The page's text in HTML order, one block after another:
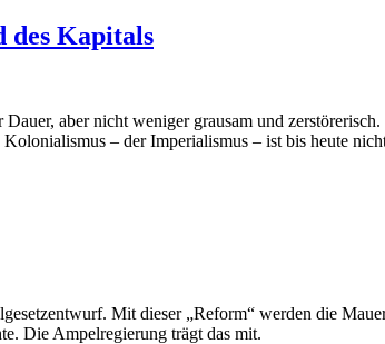
des Kapitals
aber nicht weniger grausam und
– der Imperialismus – ist bis heute
Mit dieser „Reform“ werden die
Die Ampelregierung trägt das mit.